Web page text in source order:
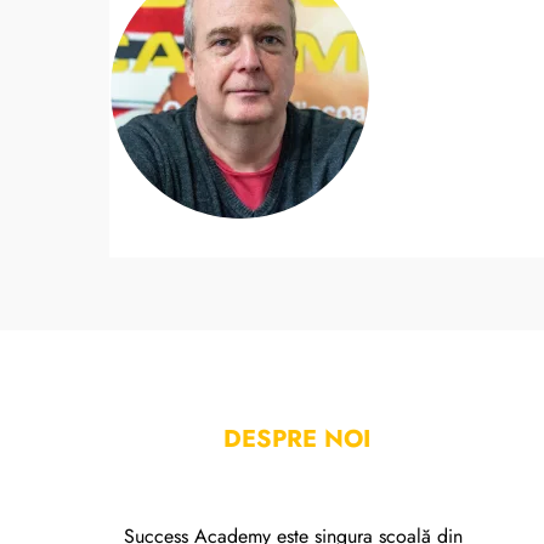
DESPRE NOI
Success Academy este singura școală din